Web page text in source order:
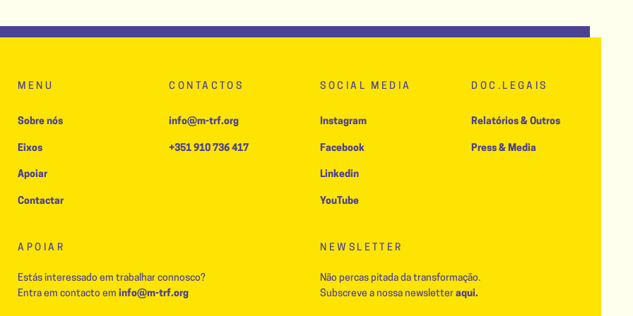
MENU
Sobre nós
Eixos
Apoiar
Contactar
CONTACTOS
info@m-trf.org
+351 910 736 417
SOCIAL MEDIA
Instagram
Facebook
Linkedin
YouTube
DOC.LEGAIS
Relatórios & Outros
Press & Media
APOIAR
Estás interessado em trabalhar connosco?
Entra em contacto eminfo@m-trf.org
NEWSLETTER
Não percas pitada da transformação.
Subscreve a nossa newsletteraqui.